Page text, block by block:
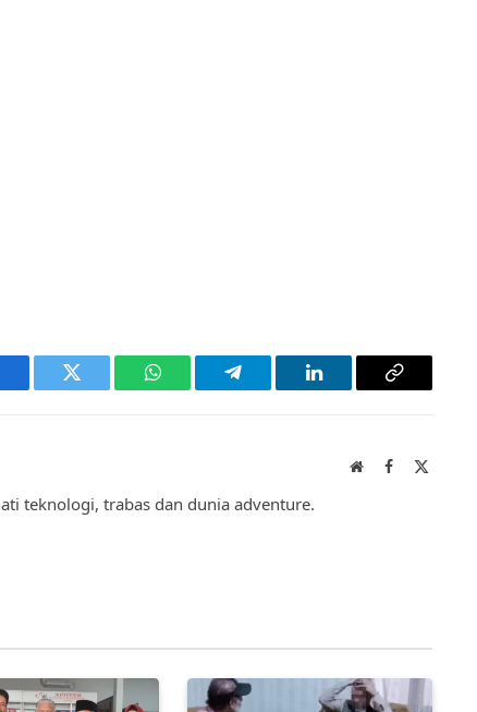
Twitter WhatsAppTelegram LinkedIn Copy
WebsiteFacebook
teknologi, trabas dan dunia adventure.